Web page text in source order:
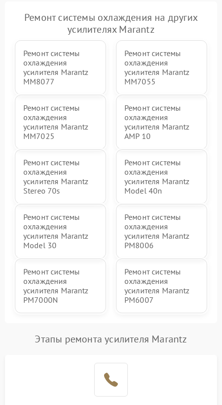
Ремонт системы охлаждения на других
усилителях Marantz
Ремонт системы
охлаждения
усилителя Marantz
MM8077
Ремонт системы
охлаждения
усилителя Marantz
MM7055
Ремонт системы
охлаждения
усилителя Marantz
MM7025
Ремонт системы
охлаждения
усилителя Marantz
AMP 10
Ремонт системы
охлаждения
усилителя Marantz
Stereo 70s
Ремонт системы
охлаждения
усилителя Marantz
Model 40n
Ремонт системы
охлаждения
усилителя Marantz
Model 30
Ремонт системы
охлаждения
усилителя Marantz
PM8006
Ремонт системы
охлаждения
усилителя Marantz
PM7000N
Ремонт системы
охлаждения
усилителя Marantz
PM6007
Этапы ремонта усилителя Marantz